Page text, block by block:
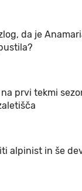
da je
prvi tekmi
alpinist in še